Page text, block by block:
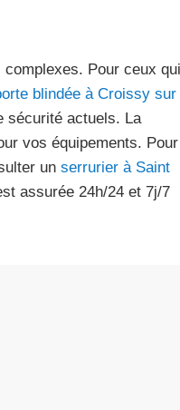
Pour ceux qui
blindée à Croissy sur
sécurité actuels. La
vos équipements. Pour
un serrurier à Saint
assurée 24h/24 et 7j/7